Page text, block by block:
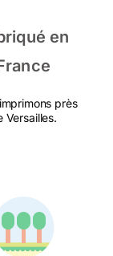
en
près
Versailles.